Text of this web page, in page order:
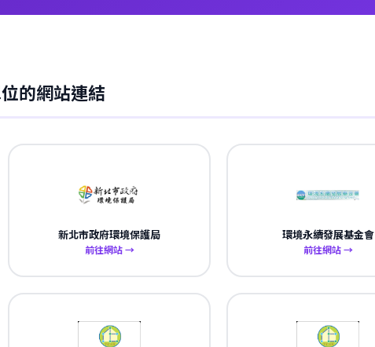
的網站連結
新北市政府環境保護局
前往網站 →
環境永續發展基金會
前往網站 →